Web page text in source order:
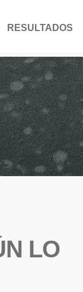
RESULTADOS
LO